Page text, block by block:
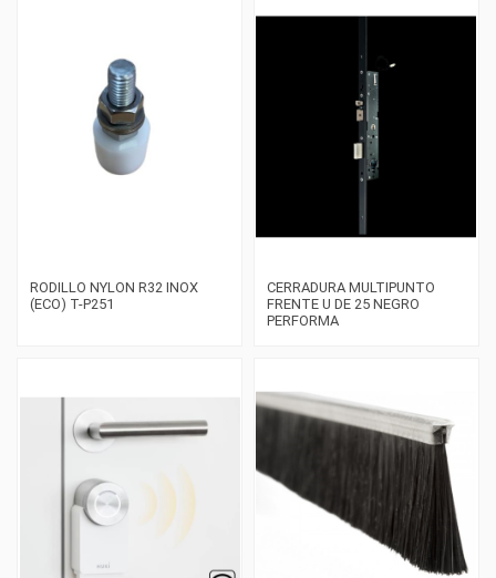
RODILLO NYLON R32 INOX
(ECO) T-P251
CERRADURA MULTIPUNTO
FRENTE U DE 25 NEGRO
PERFORMA